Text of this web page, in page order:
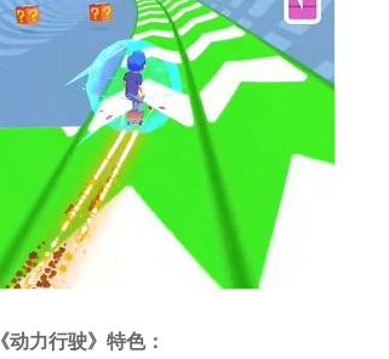
《动力行驶》特色：